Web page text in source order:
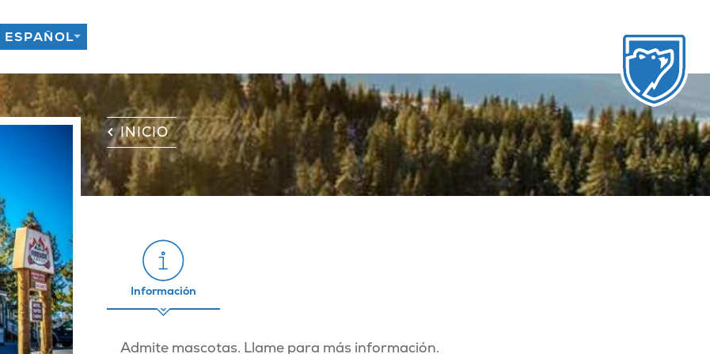
INICIO
Información
Admite mascotas. Llame para más información.